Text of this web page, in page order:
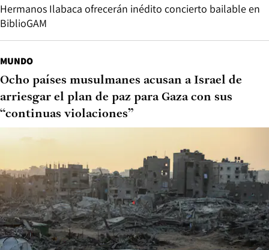
Hermanos Ilabaca ofrecerán inédito concierto bailable en
BiblioGAM
MUNDO
Ocho países musulmanes acusan a Israel de
arriesgar el plan de paz para Gaza con sus
“continuas violaciones”